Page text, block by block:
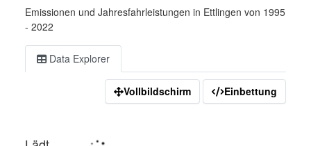
Emissionen und Jahresfahrleistungen in Ettlingen von 1995
- 2022
Data Explorer
Vollbildschirm Einbettung